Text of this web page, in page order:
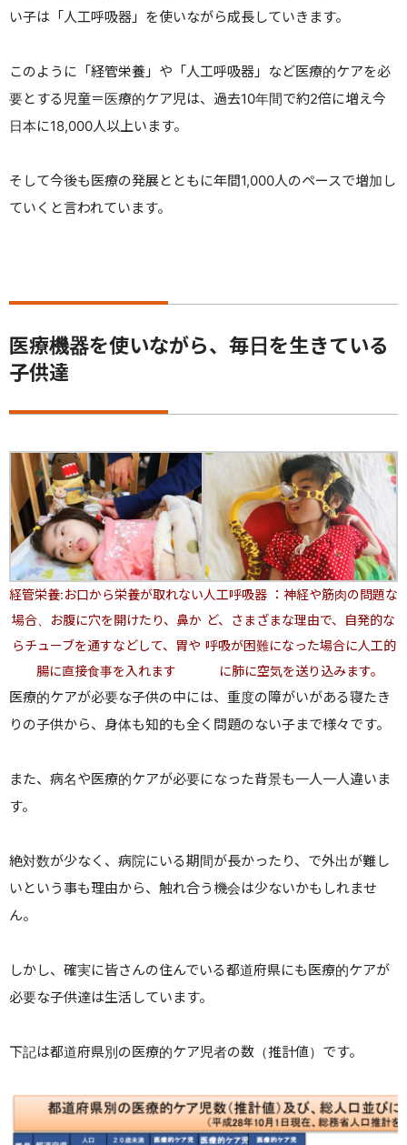
い子は「人工呼吸器」を使いながら成長していきます。
このように「経管栄養」や「人工呼吸器」など医療的ケアを必
要とする児童＝医療的ケア児は、過去10年間で約2倍に増え今
日本に18,000人以上います。
そして今後も医療の発展とともに年間1,000人のペースで増加し
ていくと言われています。
医療機器を使いながら、毎日を生きている
子供達
経管栄養:お口から栄養が取れない
場合、お腹に穴を開けたり、鼻か
らチューブを通すなどして、胃や
腸に直接食事を入れます
人工呼吸器 ：神経や筋肉の問題な
ど、さまざまな理由で、自発的な
呼吸が困難になった場合に人工的
に肺に空気を送り込みます。
医療的ケアが必要な子供の中には、重度の障がいがある寝たき
りの子供から、身体も知的も全く問題のない子まで様々です。
また、病名や医療的ケアが必要になった背景も一人一人違いま
す。
絶対数が少なく、病院にいる期間が長かったり、で外出が難し
いという事も理由から、触れ合う機会は少ないかもしれませ
ん。
しかし、確実に皆さんの住んでいる都道府県にも医療的ケアが
必要な子供達は生活しています。
下記は都道府県別の医療的ケア児者の数（推計値）です。